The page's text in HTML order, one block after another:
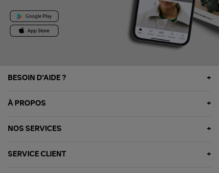
BESOIN D'AIDE ?
À PROPOS
NOS SERVICES
SERVICE CLIENT